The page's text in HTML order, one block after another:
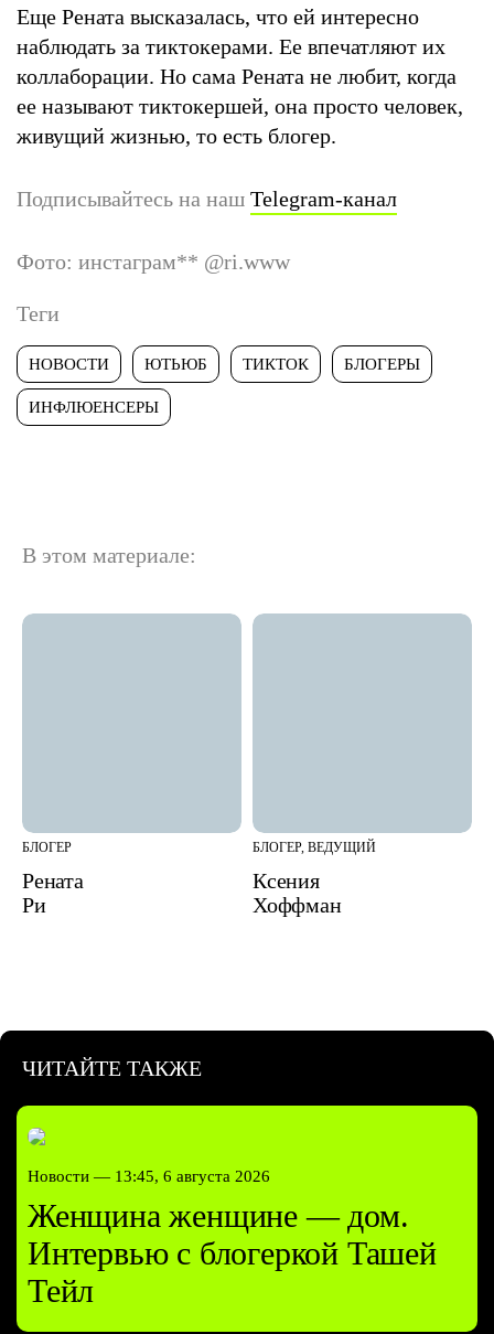
Еще Рената высказалась, что ей интересно
наблюдать за тиктокерами. Ее впечатляют их
коллаборации. Но сама Рената не любит, когда
ее называют тиктокершей, она просто человек,
живущий жизнью, то есть блогер.
Подписывайтесь на наш Telegram-канал
Фото: инстаграм** @ri.www
Теги
НОВОСТИ ЮТЬЮБ ТИКТОК БЛОГЕРЫ
ИНФЛЮЕНСЕРЫ
В этом материале:
БЛОГЕР
Рената
Ри
БЛОГЕР, ВЕДУЩИЙ
Ксения
Хоффман
ЧИТАЙТЕ ТАКЖЕ
Новости — 13:45, 6 августа 2026
Женщина женщине — дом.
Интервью с блогеркой Ташей
Тейл